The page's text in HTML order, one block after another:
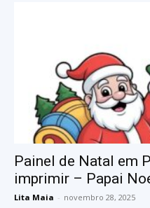
Painel de Natal em
imprimir – Papai
Lita Maia - novembro 28, 2025